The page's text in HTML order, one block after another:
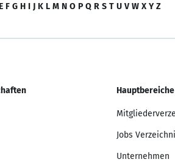
E F G H I J K L M N O P Q R S T U V W X Y Z
Hauptbereiche
Jobs
Unternehmen